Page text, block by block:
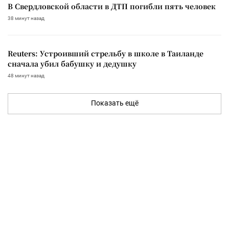
В Свердловской области в ДТП погибли пять человек
38 минут назад
Reuters: Устроивший стрельбу в школе в Таиланде
сначала убил бабушку и дедушку
48 минут назад
Показать ещё